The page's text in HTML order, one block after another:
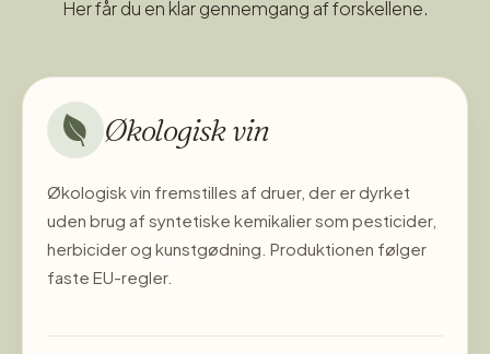
Her får du en klar gennemgang af forskellene.
Økologisk vin
Økologisk vin fremstilles af druer, der er dyrket
uden brug af syntetiske kemikalier som pesticider,
herbicider og kunstgødning. Produktionen følger
faste EU-regler.